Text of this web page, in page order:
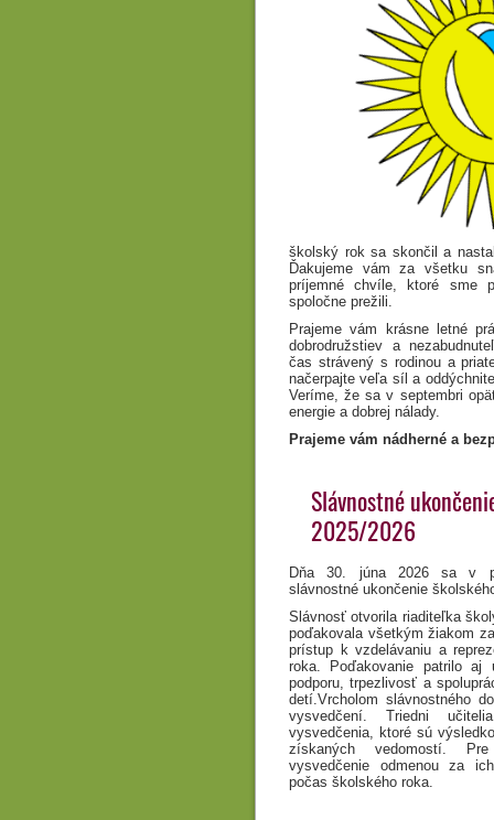
školský rok sa skončil a
Ďakujeme vám za všetku
príjemné chvíle, ktoré sme
spoločne prežili.
Prajeme vám krásne letné
dobrodružstiev a
čas strávený s rodinou a
načerpajte veľa síl a
Veríme, že sa v septembri
energie a dobrej nálady.
Prajeme vám nádherné a
Slávnostné
2025/2026
Dňa 30. júna 2026 sa v
slávnostné ukončenie
Slávnosť otvorila riaditeľka
poďakovala všetkým žiakom
prístup k vzdelávaniu a
roka. Poďakovanie patrilo
podporu, trpezlivosť a
detí.Vrcholom slávnostného
vysvedčení. Triedni
vysvedčenia, ktoré sú
získaných vedomostí.
vysvedčenie odmenou za
počas školského roka.